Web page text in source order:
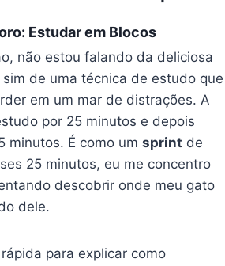
Estudar em Blocos
não estou falando da deliciosa
de uma técnica de estudo que
em um mar de distrações. A
por 25 minutos e depois
minutos. É como umsprint de
25 minutos, eu me concentro
descobrir onde meu gato
dele.
para explicar como